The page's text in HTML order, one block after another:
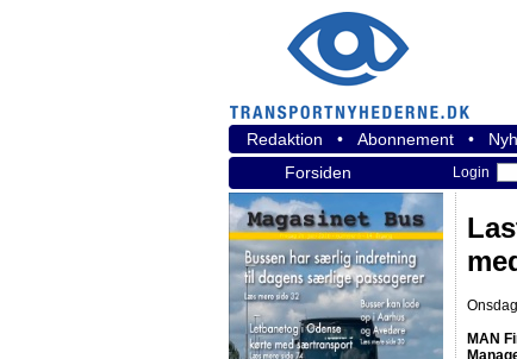
Redaktion • Abonnement •
Forsiden
Login
MAN